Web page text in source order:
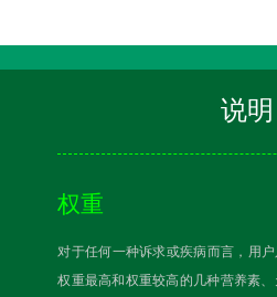
说明
权重
对于任何一种诉求或疾病而言，用
权重最高和权重较高的几种营养素